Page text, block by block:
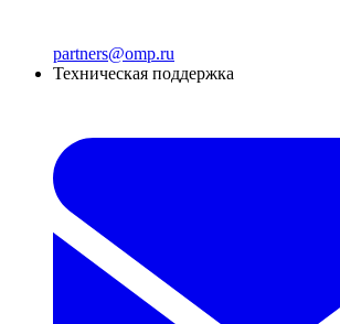
partners@omp.ru
Техническая поддержка